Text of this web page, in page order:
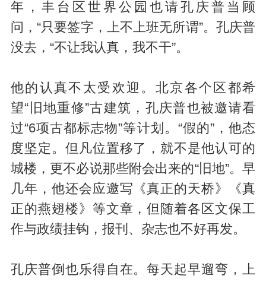
年，丰台区世界公园也请孔庆普当顾
问，“只要签字，上不上班无所谓”。孔庆普
没去，“不让我认真，我不干”。
他的认真不太受欢迎。北京各个区都希
望“旧地重修”古建筑，孔庆普也被邀请看
过“6项古都标志物”等计划。“假的”，他态
度坚定。但凡位置移了，就不是他认可的
城楼，更不必说那些附会出来的“旧地”。早
几年，他还会应邀写《真正的天桥》《真
正的燕翅楼》等文章，但随着各区文保工
作与政绩挂钩，报刊、杂志也不好再发。
孔庆普倒也乐得自在。每天起早遛弯，上